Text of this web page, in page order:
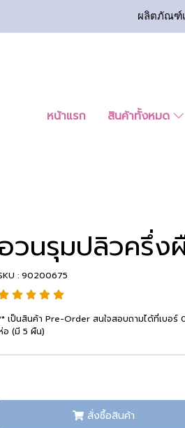
ผลิตภัณฑ์
หน้าแรก สินค้าทั้งหมด
อวนรุมปลิวครึ่
: 90200675
เป็นสินค้า Pre-Order สนใจสอบถามได้ที่เบอ
อ (มี 5 ผืน)
สั่งซื้อสินค้า